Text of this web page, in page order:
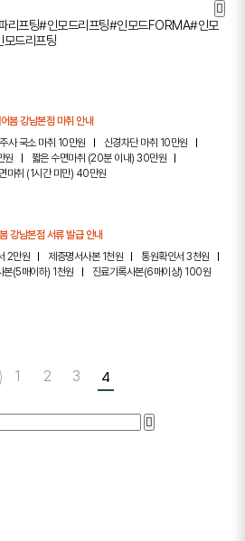
리프팅#인모드리프팅#인모드FORMA#인모
드리프팅
봄 강남본점 마취 안내
주사 국소 마취 10만원
신경차단 마취 10만원
원
짧은 수면마취 (20분 이내) 30만원
마취 (1시간 미만) 40만원
강남본점 서류 발급 안내
2만원 제증명서사본 1천원
통원확인서 3천원
본(5매이하) 1천원 진료기록사본(6매이상) 100원
1 2 3 4